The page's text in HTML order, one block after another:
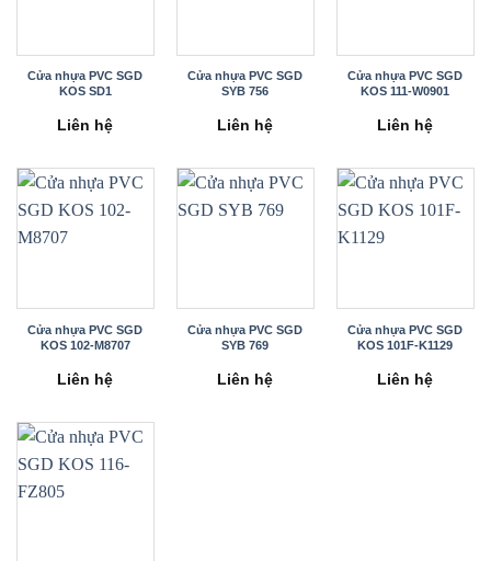
Cửa nhựa PVC SGD
KOS SD1
Liên hệ
Cửa nhựa PVC SGD
SYB 756
Liên hệ
Cửa nhựa PVC SGD
KOS 111-W0901
Liên hệ
Cửa nhựa PVC SGD
KOS 102-M8707
Liên hệ
Cửa nhựa PVC SGD
SYB 769
Liên hệ
Cửa nhựa PVC SGD
KOS 101F-K1129
Liên hệ